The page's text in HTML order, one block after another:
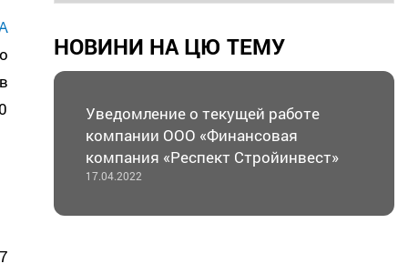
НОВИНИ НА ЦЮ ТЕМУ
Уведомление о текущей работе
компании ООО «Финансовая
компания «Респект Стройинвест»
17.04.2022